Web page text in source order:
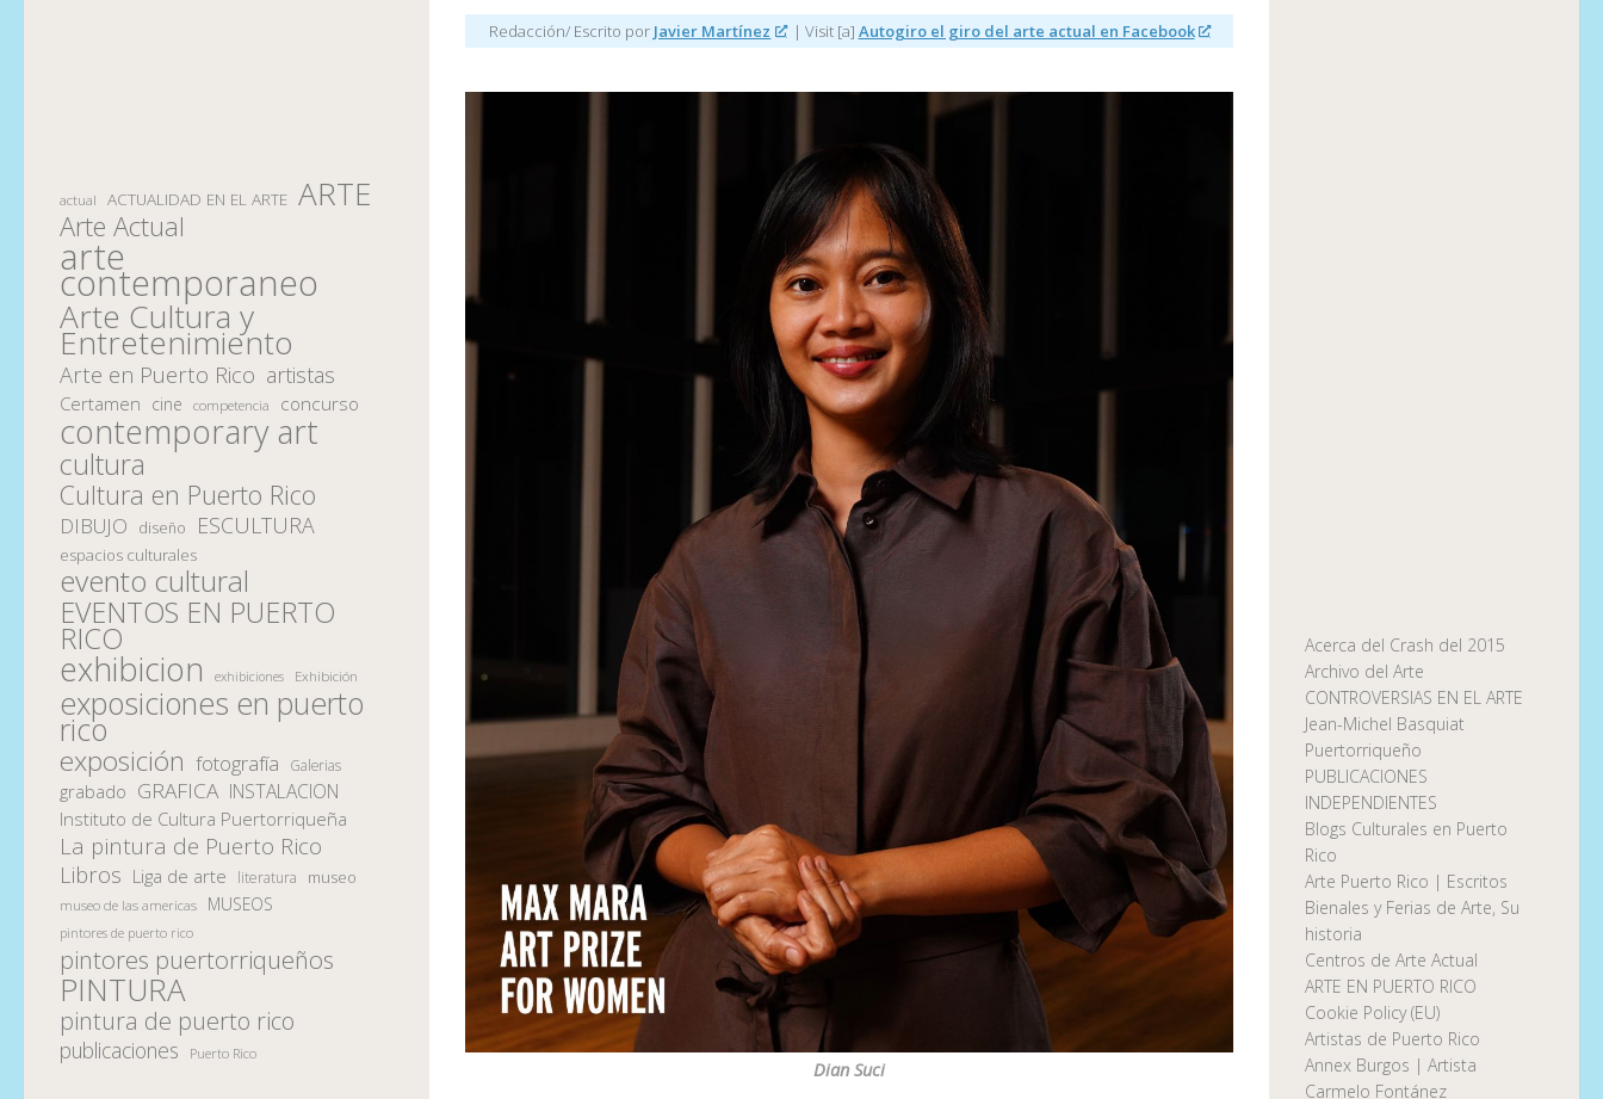
Redacción/ Escrito por Javier Martínez | Visit [a] Autogiro el giro del arte actual en Facebook
Dian Suci
actual ACTUALIDAD EN EL ARTE ARTE
Arte Actual
arte
contemporaneo
Arte Cultura y
Entretenimiento
Arte en Puerto Rico artistas
Certamen cine competencia concurso
contemporary art
cultura
Cultura en Puerto Rico
DIBUJO diseño ESCULTURA
espacios culturales
evento cultural
EVENTOS EN PUERTO
RICO
exhibicion exhibiciones Exhibición
exposiciones en puerto
rico
exposición fotografía Galerias
grabado GRAFICA INSTALACION
Instituto de Cultura Puertorriqueña
La pintura de Puerto Rico
Libros Liga de arte literatura museo
museo de las americas MUSEOS
pintores de puerto rico
pintores puertorriqueños
PINTURA
pintura de puerto rico
publicaciones Puerto Rico
Acerca del Crash del 2015
Archivo del Arte
CONTROVERSIAS EN EL ARTE
Jean-Michel Basquiat
Puertorriqueño
PUBLICACIONES
INDEPENDIENTES
Blogs Culturales en Puerto
Rico
Arte Puerto Rico | Escritos
Bienales y Ferias de Arte, Su
historia
Centros de Arte Actual
ARTE EN PUERTO RICO
Cookie Policy (EU)
Artistas de Puerto Rico
Annex Burgos | Artista
Carmelo Fontánez